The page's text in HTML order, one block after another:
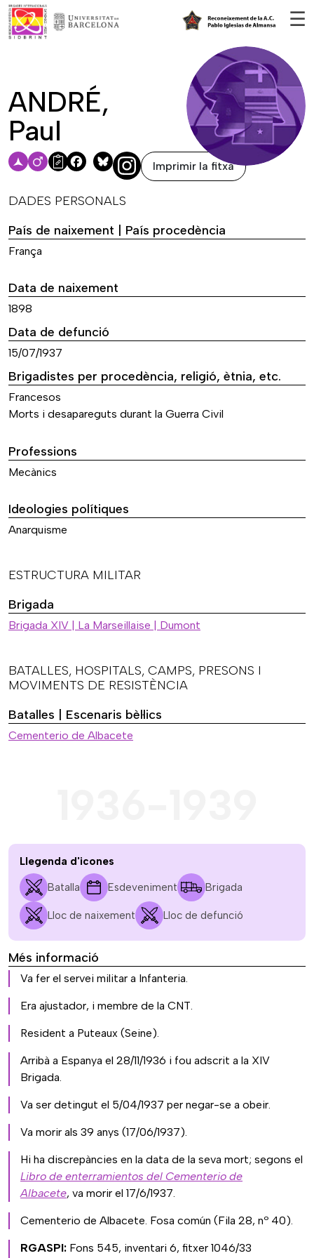
☰
ANDRÉ,
Paul
Facebook
Bluesky Imprimir la fitxa
DADES PERSONALS
País de naixement | País procedència
França
Data de naixement
1898
Data de defunció
15/07/1937
Brigadistes per procedència, religió, ètnia, etc.
Francesos
Morts i desapareguts durant la Guerra Civil
Professions
Mecànics
Ideologies polítiques
Anarquisme
ESTRUCTURA MILITAR
Brigada
Brigada XIV | La Marseillaise | Dumont
BATALLES, HOSPITALS, CAMPS, PRESONS I
MOVIMENTS DE RESISTÈNCIA
Batalles | Escenaris bèl·lics
Cementerio de Albacete
Llegenda d'icones
Batalla Esdeveniment Brigada
Lloc de naixement Lloc de defunció
Més informació
Va fer el servei militar a Infanteria.
Era ajustador, i membre de la CNT.
Resident a Puteaux (Seine).
Arribà a Espanya el 28/11/1936 i fou adscrit a la XIV
Brigada.
Va ser detingut el 5/04/1937 per negar-se a obeir.
Va morir als 39 anys (17/06/1937).
Hi ha discrepàncies en la data de la seva mort; segons el
Libro de enterramientos del Cementerio de
Albacete, va morir el 17/6/1937.
Cementerio de Albacete. Fosa común (Fila 28, nº 40).
RGASPI: Fons 545, inventari 6, fitxer 1046/33